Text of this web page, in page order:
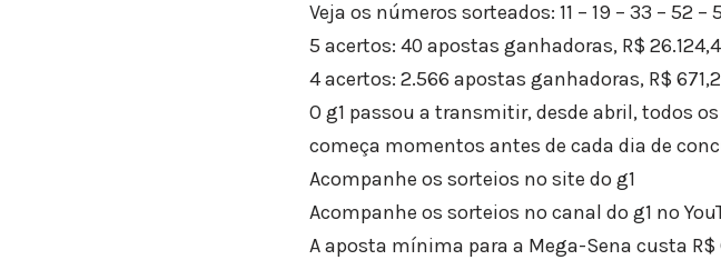
Veja os números sorteados: 11 – 19 – 33 – 52 –
5 acertos: 40 apostas ganhadoras, R$
4 acertos: 2.566 apostas ganhadoras, R$
O g1 passou a transmitir, desde abril, todos
começa momentos antes de cada dia de
Acompanhe os sorteios no site do g1
Acompanhe os sorteios no canal do g1 no
A aposta mínima para a Mega-Sena custa